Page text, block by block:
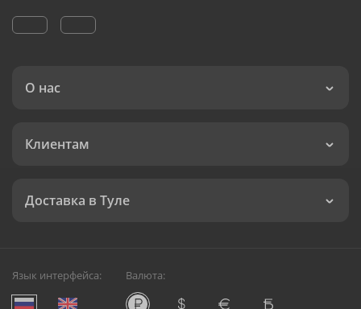
О нас
Клиентам
Доставка в Туле
Язык интерфейса: Валюта: